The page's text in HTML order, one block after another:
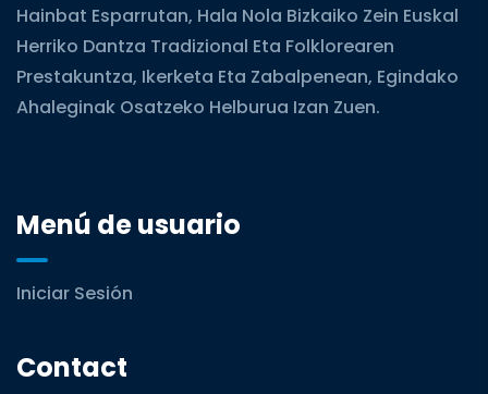
Hainbat Esparrutan, Hala Nola Bizkaiko Zein Euskal
Herriko Dantza Tradizional Eta Folklorearen
Prestakuntza, Ikerketa Eta Zabalpenean, Egindako
Ahaleginak Osatzeko Helburua Izan Zuen.
Menú de usuario
Iniciar Sesión
Contact